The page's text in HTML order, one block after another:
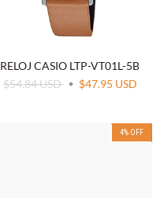
RELOJ CASIO LTP-VT01L-5B
$54.84 USD
$47.95 USD
4% OFF